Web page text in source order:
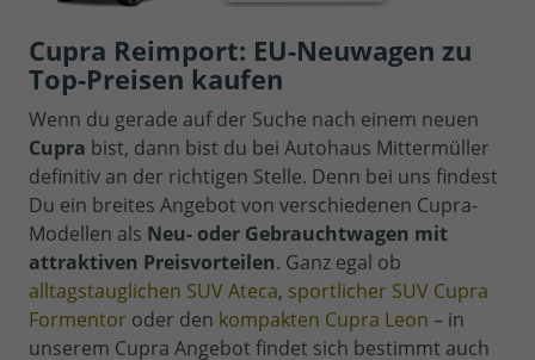
Cupra Reimport: EU-Neuwagen zu
Top-Preisen kaufen
Wenn du gerade auf der Suche nach einem neuen
Cupra bist, dann bist du bei Autohaus Mittermüller
definitiv an der richtigen Stelle. Denn bei uns findest
Du ein breites Angebot von verschiedenen Cupra-
Modellen als Neu- oder Gebrauchtwagen mit
attraktiven Preisvorteilen. Ganz egal ob
alltagstauglichen SUV Ateca, sportlicher SUV Cupra
Formentor oder den kompakten Cupra Leon – in
unserem Cupra Angebot findet sich bestimmt auch